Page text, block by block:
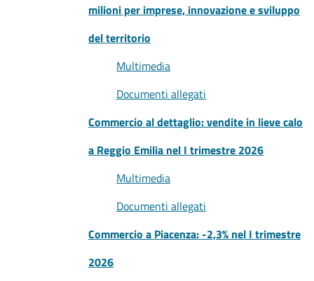
milioni per imprese, innovazione e sviluppo
del territorio
Multimedia
Documenti allegati
Commercio al dettaglio: vendite in lieve calo
a Reggio Emilia nel I trimestre 2026
Multimedia
Documenti allegati
Commercio a Piacenza: -2,3% nel I trimestre
2026